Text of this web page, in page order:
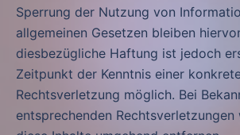
Sperrung der Nutzung von
allgemeinen Gesetzen bleiben
diesbezügliche Haftung ist jedoch
Zeitpunkt der Kenntnis einer
Rechtsverletzung möglich. Bei
entsprechenden